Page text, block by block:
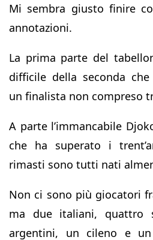
Mi sembra giusto finire
annotazioni.
La prima parte del
difficile della seconda
un finalista non compreso
A parte l’immancabile
che ha superato i
rimasti sono tutti nati
Non ci sono più giocatori
ma due italiani, quattro
argentini, un cileno e